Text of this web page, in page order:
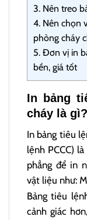
3. Nên treo
4. Nên chọn
phòng cháy
5. Đơn vị in
bền, giá tốt
In bảng
cháy là gì?
In bảng tiêu
lệnh PCCC)
phẳng để in
vật liệu như:
Bảng tiêu
cảnh giác